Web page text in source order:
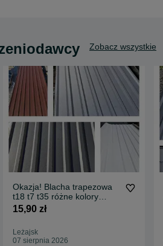
Zobacz wszystkie
Okazja! Blacha trapezowa
t18 t7 t35 różne kolory
SZYBKA DOSTAWA
15,90 zł
Leżajsk
07 sierpnia 2026